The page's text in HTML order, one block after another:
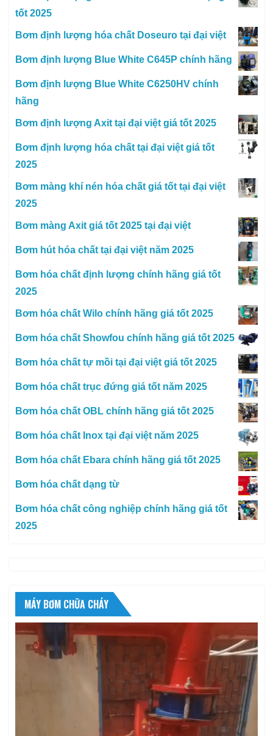
tốt 2025
Bơm định lượng hóa chất Doseuro tại đại việt
Bơm định lượng Blue White C645P chính hãng
Bơm định lượng Blue White C6250HV chính
hãng
Bơm định lượng Axit tại đại việt giá tốt 2025
Bơm định lượng hóa chất tại đại việt giá tốt
2025
Bơm màng khí nén hóa chất giá tốt tại đại việt
2025
Bơm màng Axit giá tốt 2025 tại đại việt
Bơm hút hóa chất tại đại việt năm 2025
Bơm hóa chất định lượng chính hãng giá tốt
2025
Bơm hóa chất Wilo chính hãng giá tốt 2025
Bơm hóa chất Showfou chính hãng giá tốt 2025
Bơm hóa chất tự mồi tại đại việt giá tốt 2025
Bơm hóa chất trục đứng giá tốt năm 2025
Bơm hóa chất OBL chính hãng giá tốt 2025
Bơm hóa chất Inox tại đại việt năm 2025
Bơm hóa chất Ebara chính hãng giá tốt 2025
Bơm hóa chất dạng từ
Bơm hóa chất công nghiệp chính hãng giá tốt
2025
MÁY BƠM CHỮA CHÁY
Trình
chơi